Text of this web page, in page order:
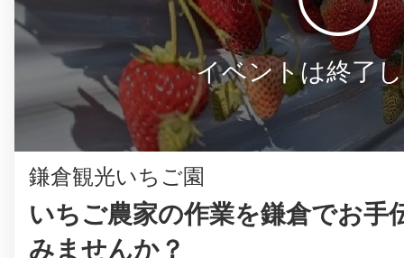
イベントは終了
鎌倉観光いちご園
いちご農家の作業を鎌倉でお手
みませんか？